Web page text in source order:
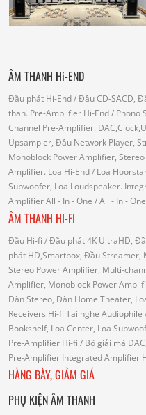
ÂM THANH Hi-END
Đầu phát Hi-End/ Đầu CD-SACD,
than. Pre-Amplifier Hi-End/ Phono
Channel Pre-Amplifier.
Upsampler, Đầu Network Player,
Monoblock Power Amplifier,
Amplifier. Loa Hi-End/ Loa
Subwoofer, Loa Loudspeaker.
AmplifierAll - In - One / All - In - One
ÂM THANH HI-FI
Đầu Hi-fi / Đầu phát 4K UltraHD,
phát HD,Smartbox, Đầu Streamer,
Stereo Power Amplifier, Multi-
Amplifier, Monoblock Power
Dàn Stereo, Dàn Home Theater,
Receivers Hi-fi Tai nghe Audiophile
Bookshelf, Loa Center, Loa
Pre-Amplifier Hi-fi / Bộ giải mã
Pre-Amplifier Integrated Amplifier
HÀNG BÀY, GIẢM GIÁ
PHỤ KIỆN ÂM THANH